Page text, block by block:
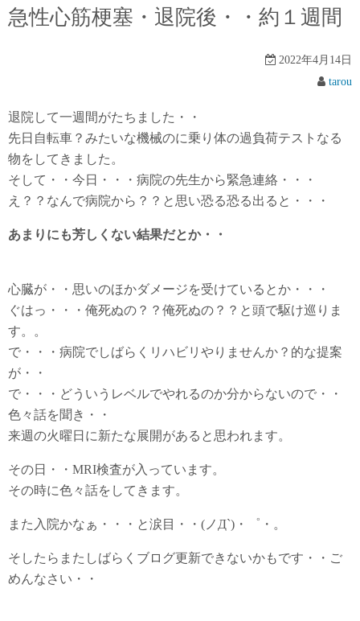
急性心筋梗塞・退院後・・約１週間
2022年4月14日
tarou
退院して一週間がたちました・・
先日自転車？みたいな機械のに乗り体の過負荷テストなる
物をしてきました。
そして・・今日・・・病院の先生から緊急連絡・・・
え？？なんで病院から？？と思い恐る恐る出ると・・・
あまりにも芳しくない結果だとか・・
心臓が・・思いのほかダメージを受けているとか・・・
ぐはっ・・・俺死ぬの？？俺死ぬの？？と頭で駆け巡りま
す。。
で・・・病院でしばらくリハビリやりませんか？的な提案
が・・
で・・・どういうレベルでやれるのか分からないので・・
色々話を聞き・・
来週の火曜日に新たな展開があると思われます。
その日・・MRI検査が入っています。
その時に色々話をしてきます。
また入院かなぁ・・・と涙目・・(ノД`)・゜・。
そしたらまたしばらくブログ更新できないかもです・・ご
めんなさい・・